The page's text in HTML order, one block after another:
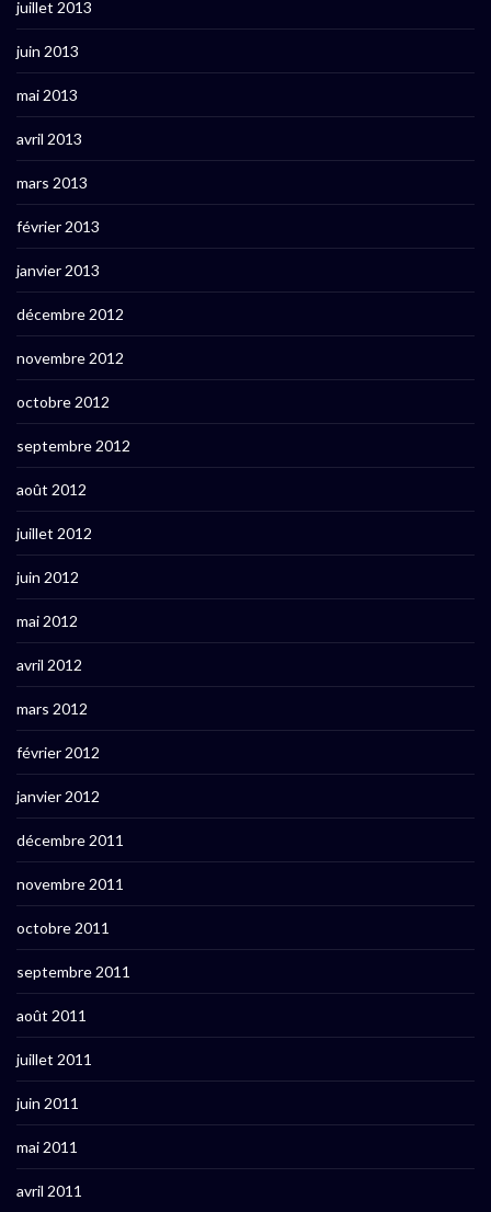
juillet 2013
juin 2013
mai 2013
avril 2013
mars 2013
février 2013
janvier 2013
décembre 2012
novembre 2012
octobre 2012
septembre 2012
août 2012
juillet 2012
juin 2012
mai 2012
avril 2012
mars 2012
février 2012
janvier 2012
décembre 2011
novembre 2011
octobre 2011
septembre 2011
août 2011
juillet 2011
juin 2011
mai 2011
avril 2011